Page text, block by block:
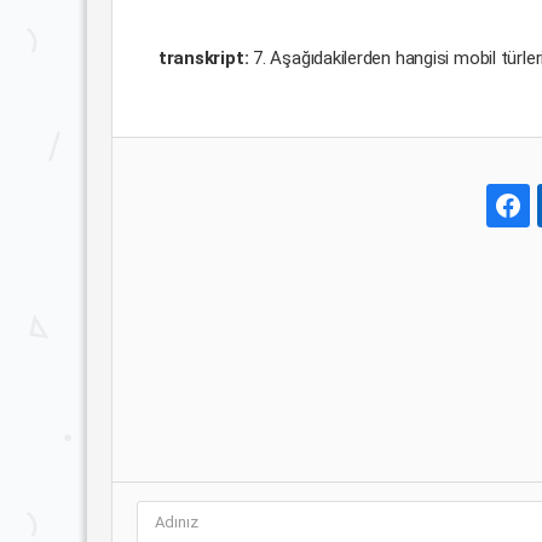
transkript: 7. Aşağıdakilerden hangisi mobil